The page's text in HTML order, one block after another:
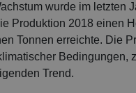
wurde im letzten
Produktion 2018 einen
Tonnen erreichte. Die
Bedingungen,
Trend.